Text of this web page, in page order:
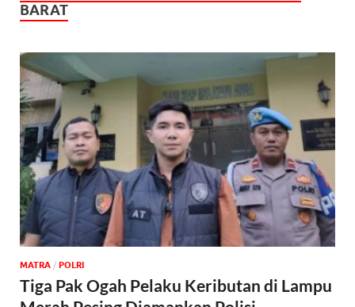
BARAT
MATRA / POLRI
Tiga Pak Ogah Pelaku Keributan di Lampu